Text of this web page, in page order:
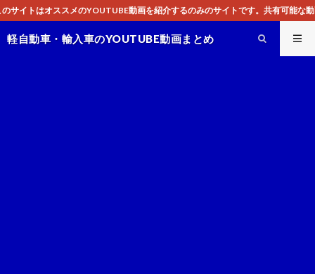
介するのみのサイトです。共有可能な動画のみ掲載しており、公序良俗に反
軽自動車・輸入車のYOUTUBE動画まとめ